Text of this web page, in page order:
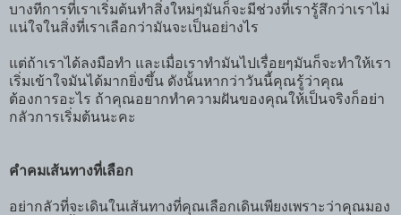
บางทีการที่เราเริ่มต้นทำสิ่งใหม่ๆมันก็จะมีช่วงที่เรารู้สึกว่าเราไม่
แน่ใจในสิ่งที่เราเลือกว่ามันจะเป็นอย่างไร
แต่ถ้าเราได้ลงมือทำ และเมื่อเราทำมันไปเรื่อยๆมันก็จะทำให้เรา
เริ่มเข้าใจมันได้มากยิ่งขึ้น ดังนั้นหากว่าวันนี้คุณรู้ว่าคุณ
ต้องการอะไร ถ้าคุณอยากทำความฝันของคุณให้เป็นจริงก็อย่า
กลัวการเริ่มต้นนะคะ
คำคมเส้นทางที่เลือก
อย่ากลัวที่จะเดินในเส้นทางที่คุณเลือกเดินเพียงเพราะว่าคุณมอง